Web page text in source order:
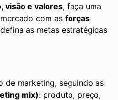
visão e valores, faça uma
com as forças
as metas estratégicas
de marketing, seguindo as
mix): produto, preço,